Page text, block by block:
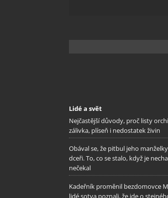
Lidé a svět
Nejčastější důvody, proč listy
zálivka, plíseň i nedostatek živin
Obával se, že pitbul jeho
dceři. To, co se stalo, když je
nečekal
Kadeřník proměnil bezdomovce
lidé sotva poznali, že jde o